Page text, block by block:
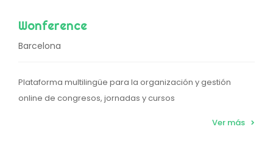
Wonference
Barcelona
Plataforma multilingüe para la organización y gestión
online de congresos, jornadas y cursos
Ver más